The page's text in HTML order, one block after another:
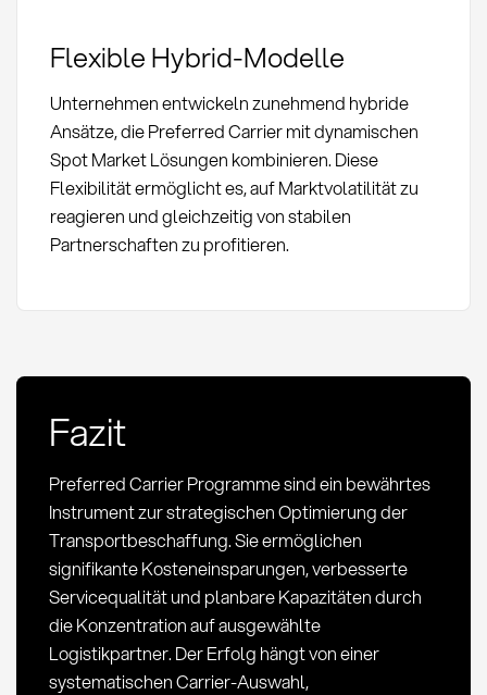
Flexible Hybrid-Modelle
Unternehmen entwickeln zunehmend hybride
Ansätze, die Preferred Carrier mit dynamischen
Spot Market Lösungen kombinieren. Diese
Flexibilität ermöglicht es, auf Marktvolatilität zu
reagieren und gleichzeitig von stabilen
Partnerschaften zu profitieren.
Fazit
Preferred Carrier Programme sind ein bewährtes
Instrument zur strategischen Optimierung der
Transportbeschaffung. Sie ermöglichen
signifikante Kosteneinsparungen, verbesserte
Servicequalität und planbare Kapazitäten durch
die Konzentration auf ausgewählte
Logistikpartner. Der Erfolg hängt von einer
systematischen Carrier-Auswahl,